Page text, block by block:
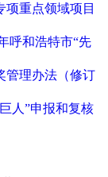
项重点领域项目
呼和浩特市“先
管理办法（修订
人”申报和复核